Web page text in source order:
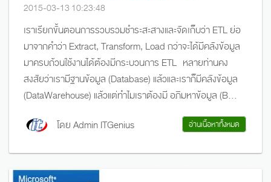
2015-03-13 10:23:48
เราเรียกขั้นตอนการรวบรวมชำระสะสางและจัดเก็บว่า ETL ย่อ
มาจากคำว่า Extract, Transform, Load กว่าจะได้มีคลังข้อมูล
มาครบถ้วนใช้งานได้ต้องมีกระบวนการ ETL หลายท่านคง
สงสัยว่าเรามีฐานข้อมูล (Database) แล้วและเราก็มีคลังข้อมูล
(DataWarehouse) แล้วแต่ทำไมเราต้องมี อภิมหาข้อมูล (B...
โดย Admin ITGenius อ่านเนื้อหาทั้งหมด